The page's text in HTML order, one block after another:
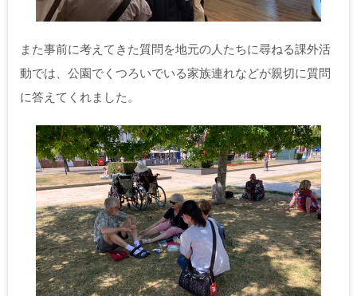
また事前に考えてきた質問を地元の人たちに尋ねる課外活
動では、公園でくつろいでいる家族連れなどが親切に質問
に答えてくれました。